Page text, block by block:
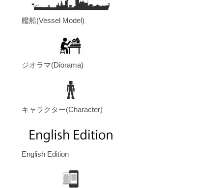
艦船(Vessel Model)
ジオラマ(Diorama)
キャラクター(Character)
English Edition